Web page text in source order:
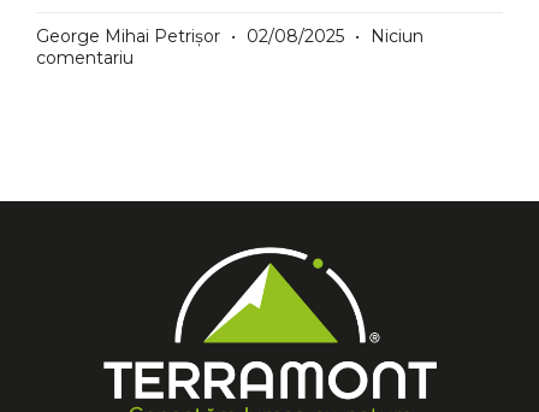
George Mihai Petrișor 02/08/2025
Niciun
comentariu